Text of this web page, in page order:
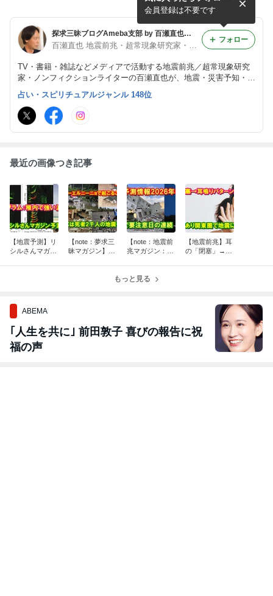
は？
測＋頭痛・水温・イオノグラ
ム等前兆が揃った
探求三昧ブログAmeba支部 by 百瀬直也（地震前兆・超常現象研究家/ライター）
TV・書籍・雑誌などメディアで活動する地震前兆／超常現象研究
家・ノンフィクションライターの百瀬直也が、地震・災害予知・予
言・防災・スピリチュアル関連の情報を提供。 ブログ記事を書い
ていない人を除いてフォロー返します。 連絡はメールでお願いし
ます。
会員登録は不要です
フォロー
占い・スピリチュアルジャンル 148位
最近の画像つき記事
【地震予測】リ
シルさんマガジ
【note：夢求三
昧マガジン】ス
ること(2)犠牲者
【note：地震前
兆マガジン：0
05月版～月齢で
【地震前兆】耳
の「閉塞」→キ
もっと見る
ABEMA
｢人生を共に｣ 前田敦子 喜びの報告に祝
福の声